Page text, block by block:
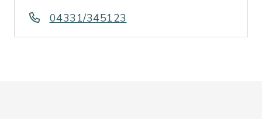
04331/345123